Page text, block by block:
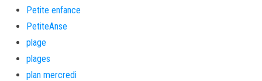
Petite enfance
PetiteAnse
plage
plages
plan mercredi